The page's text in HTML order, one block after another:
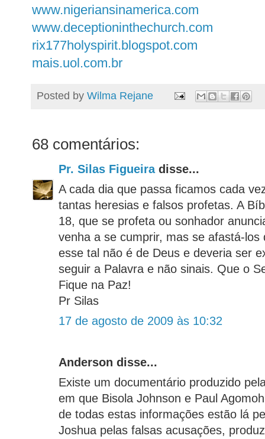
www.nigeriansinamerica.com
www.deceptioninthechurch.com
rix177holyspirit.blogspot.com
mais.uol.com.br
Posted by Wilma Rejane
68 comentários:
Pr. Silas Figueiradisse...
A cada dia que passa ficamos cada
tantas heresias e falsos profetas. A
18, que se profeta ou sonhador
venha a se cumprir, mas se afastá-los
esse tal não é de Deus e deveria ser
seguir a Palavra e não sinais. Que o
Fique na Paz!
Pr Silas
17 de agosto de 2009 às 10:32
Anderson disse...
Existe um documentário produzido
em que Bisola Johnson e Paul
de todas estas informações estão lá
Joshua pelas falsas acusações,